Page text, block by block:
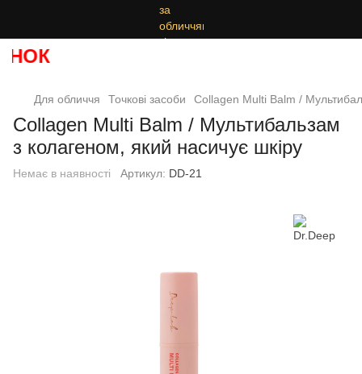
Для обличчя Точкові засоби Collagen Multi Balm /
Collagen Multi Balm / Мультибальзам
з колагеном, який насичує шкіру
Немає в наявності Артикул: DD-21